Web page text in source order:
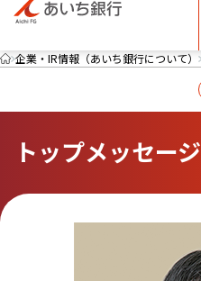
企業・IR情報（あいち銀行について）
トップメッセージ